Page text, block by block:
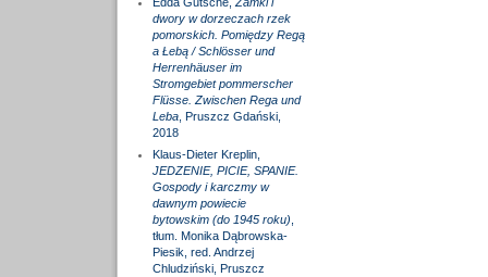
dwory w dorzeczach rzek
pomorskich. Pomiędzy Regą
a Łebą / Schlösser und
Herrenhäuser im
Stromgebiet pommerscher
Flüsse. Zwischen Rega und
Leba, Pruszcz Gdański,
2018
Klaus-Dieter Kreplin,
JEDZENIE, PICIE, SPANIE.
Gospody i karczmy w
dawnym powiecie
bytowskim (do 1945 roku)
tłum. Monika Dąbrowska-
Piesik, red. Andrzej
Chludziński, Pruszcz